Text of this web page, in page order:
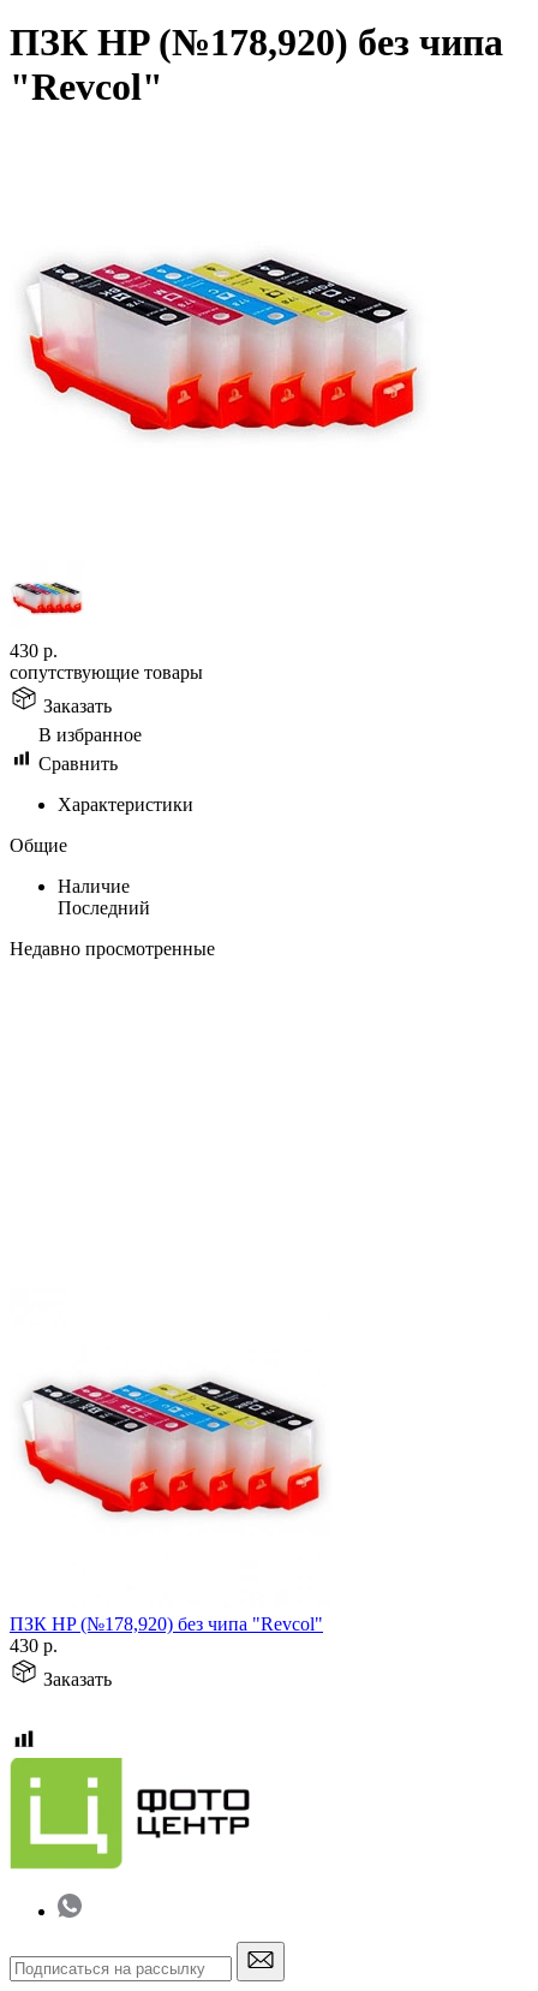
ПЗК HP (№178,920) без чипа
"Revcol"
430 р.
сопутствующие товары
Заказать
В избранное
Сравнить
Характеристики
Общие
Наличие
Последний
Недавно просмотренные
ПЗК HP (№178,920) без чипа "Revcol"
430 р.
Заказать